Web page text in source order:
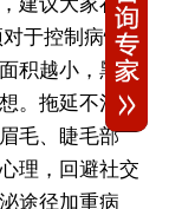
建议大家在线
于控制病情发
积越小，黑素
。拖延不治可
毛、睫毛部
理，回避社交
途径加重病